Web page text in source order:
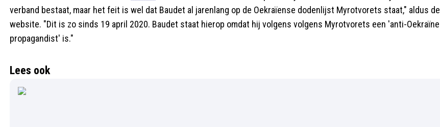
verband bestaat, maar het feit is wel dat Baudet al jarenlang op de Oekraïense dodenlijst Myrotvorets staat," aldus de
website. "Dit is zo sinds 19 april 2020. Baudet staat hierop omdat hij volgens volgens Myrotvorets een 'anti-Oekraïne
propagandist' is."
Lees ook